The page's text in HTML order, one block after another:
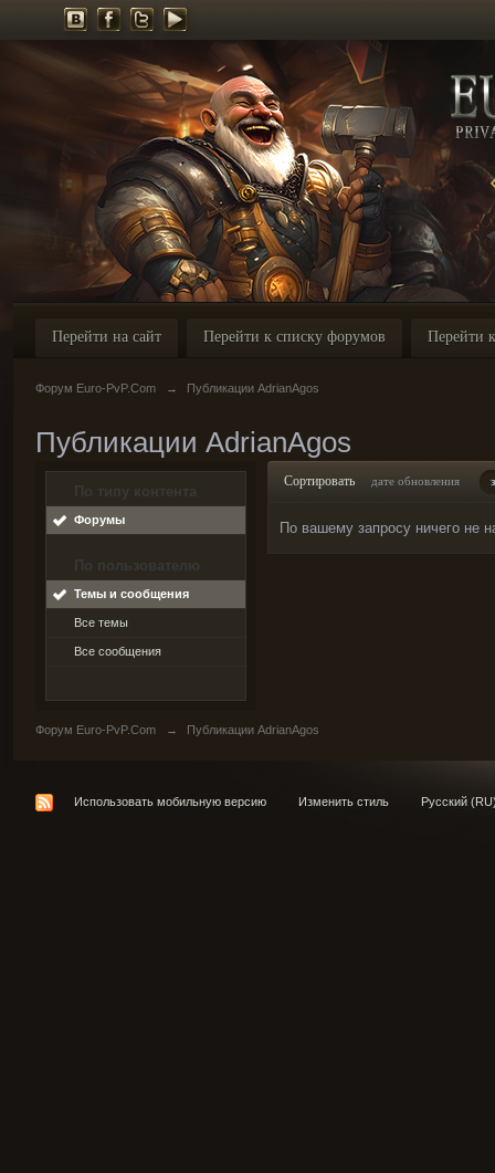
Перейти на сайт Перейти к списку форумов Перейти
Форум Euro-PvP.Com → Публикации AdrianAgos
Публикации AdrianAgos
По типу контента
Форумы
По пользователю
Темы и сообщения
Все темы
Все сообщения
Сортировать дате обновления
По вашему запросу ничего не
Форум Euro-PvP.Com → Публикации AdrianAgos
Использовать мобильную версию Изменить стиль Русский